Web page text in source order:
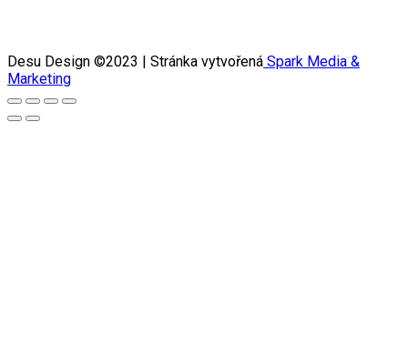
Desu Design ©2023 | Stránka vytvořená Spark Media &
Marketing